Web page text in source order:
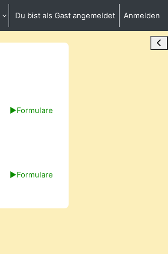
Du bist als Gast angemeldet Anmelden
▶︎Formulare
▶︎Formulare